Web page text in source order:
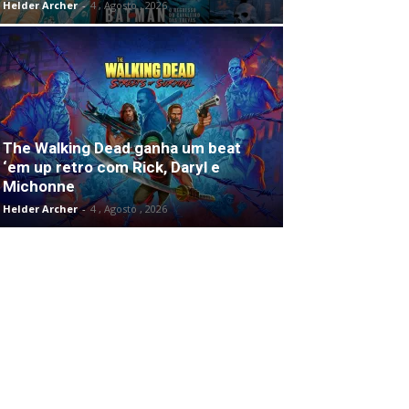
Helder Archer - 4 , Agosto , 2026
The Walking Dead ganha um beat
‘em up retro com Rick, Daryl e
Michonne
Helder Archer - 4 , Agosto , 2026